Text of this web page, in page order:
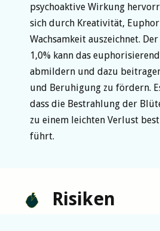
psychoaktive Wirkung
sich durch Kreativität,
Wachsamkeit auszeichnet. Der
1,0% kann das
abmildern und dazu
und Beruhigung zu fördern.
dass die Bestrahlung der
zu einem leichten Verlust
führt.
Risiken